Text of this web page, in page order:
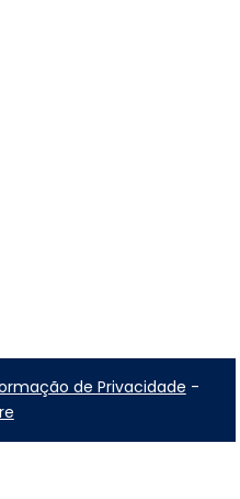
de Privacidade -